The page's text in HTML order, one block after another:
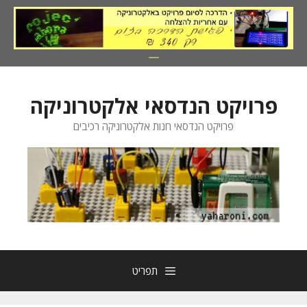
לדלג
לתוכן
פרויקט הנדסאי אלקטרוניקה
פרויקט הנדסאי חנות אלקטרוניקה רכיבים
תפריט